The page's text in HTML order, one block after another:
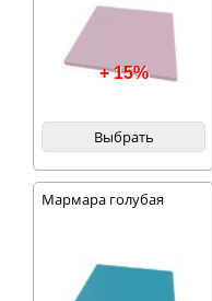
+ 15%
Выбрать
Мармара голубая